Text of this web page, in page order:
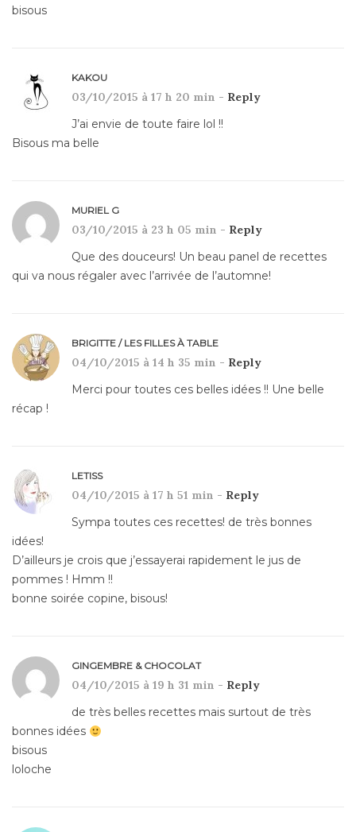
bisous
KAKOU
03/10/2015 à 17 h 20 min - Reply
J’ai envie de toute faire lol !!
Bisous ma belle
MURIEL G
03/10/2015 à 23 h 05 min - Reply
Que des douceurs! Un beau panel de recettes
qui va nous régaler avec l’arrivée de l’automne!
BRIGITTE / LES FILLES À TABLE
04/10/2015 à 14 h 35 min - Reply
Merci pour toutes ces belles idées !! Une belle
récap !
LETISS
04/10/2015 à 17 h 51 min - Reply
Sympa toutes ces recettes! de très bonnes
idées!
D’ailleurs je crois que j’essayerai rapidement le jus de
pommes ! Hmm !!
bonne soirée copine, bisous!
GINGEMBRE & CHOCOLAT
04/10/2015 à 19 h 31 min - Reply
de très belles recettes mais surtout de très
bonnes idées
bisous
loloche